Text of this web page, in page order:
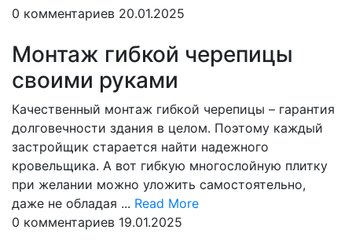
More
0 комментариев 20.01.2025
Монтаж гибкой черепицы
своими руками
Качественный монтаж гибкой черепицы – гарантия
долговечности здания в целом. Поэтому каждый
застройщик старается найти надежного
кровельщика. А вот гибкую многослойную плитку
при желании можно уложить самостоятельно,
даже не обладая ... Read MoreRead
0 комментариев 19.01.2025